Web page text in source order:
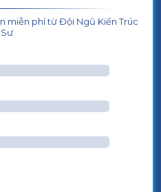
miễn phí từ Đội Ngũ Kiến Trúc
Sư